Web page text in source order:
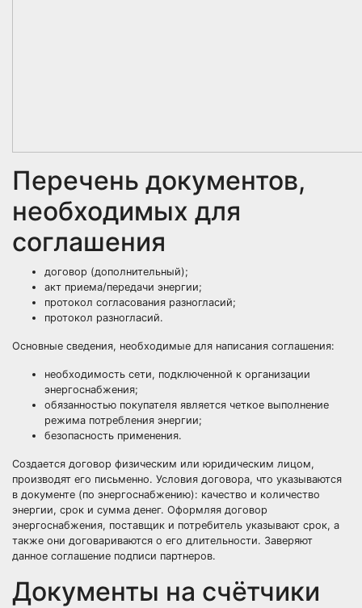
Перечень документов,
необходимых для
соглашения
договор (дополнительный);
акт приема/передачи энергии;
протокол согласования разногласий;
протокол разногласий.
Основные сведения, необходимые для написания соглашения:
необходимость сети, подключенной к организации
энергоснабжения;
обязанностью покупателя является четкое выполнение
режима потребления энергии;
безопасность применения.
Создается договор физическим или юридическим лицом,
производят его письменно. Условия договора, что указываются
в документе (по энергоснабжению): качество и количество
энергии, срок и сумма денег. Оформляя договор
энергоснабжения, поставщик и потребитель указывают срок, а
также они договариваются о его длительности. Заверяют
данное соглашение подписи партнеров.
Документы на счётчики